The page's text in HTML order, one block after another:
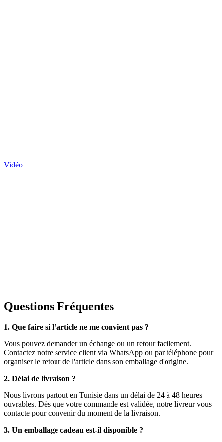
Vidéo
Questions Fréquentes
1. Que faire si l’article ne me convient pas ?
Vous pouvez demander un échange ou un retour facilement.
Contactez notre service client via WhatsApp ou par téléphone pour
organiser le retour de l'article dans son emballage d'origine.
2. Délai de livraison ?
Nous livrons partout en Tunisie dans un délai de 24 à 48 heures
ouvrables. Dès que votre commande est validée, notre livreur vous
contacte pour convenir du moment de la livraison.
3. Un emballage cadeau est-il disponible ?